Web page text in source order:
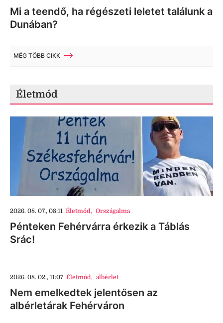
Mi a teendő, ha régészeti leletet találunk a
Dunában?
MÉG TÖBB CIKK
Életmód
2026. 08. 07., 08:11 Életmód, Országalma
Pénteken Fehérvárra érkezik a Táblás
Srác!
2026. 08. 02., 11:07 Életmód, albérlet
Nem emelkedtek jelentősen az
albérletárak Fehérváron